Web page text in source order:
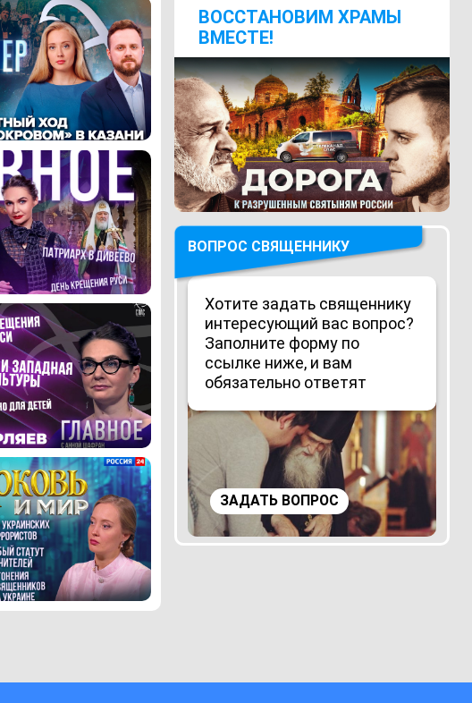
ВОCСТАНОВИМ ХРАМЫ
ВМЕСТЕ!
ВОПРОС СВЯЩЕННИКУ
Хотите задать священнику
интересующий вас вопрос?
Заполните форму по
ссылке ниже, и вам
обязательно ответят
ЗАДАТЬ ВОПРОС